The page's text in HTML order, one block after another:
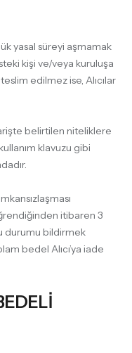
yasal süreyi aşmamak
kişi ve/veya kuruluşa
edilmez ise, Alıcılar
belirtilen niteliklere
klavuzu gibi
itibaren 3
durumu bildirmek
bedel Alıcı’ya iade